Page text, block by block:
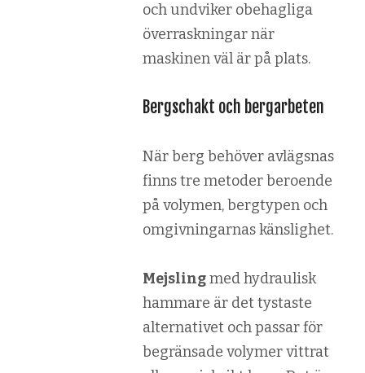
och undviker obehagliga
överraskningar när
maskinen väl är på plats.
Bergschakt och bergarbeten
När berg behöver avlägsnas
finns tre metoder beroende
på volymen, bergtypen och
omgivningarnas känslighet.
Mejslingmed hydraulisk
hammare är det tystaste
alternativet och passar för
begränsade volymer vittrat